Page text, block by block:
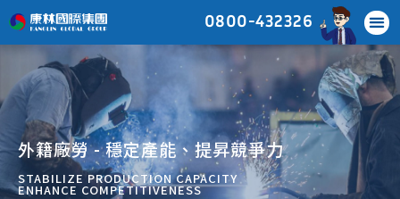
0800-432326
外籍廠勞 - 穩定產能、提昇競爭力
STABILIZE PRODUCTION CAPACITY
ENHANCE COMPETITIVENESS